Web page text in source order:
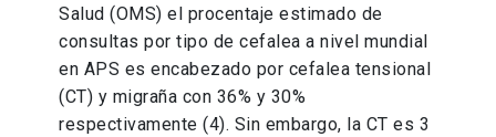
Salud (OMS) el procentaje estimado de
consultas por tipo de cefalea a nivel mundial
en APS es encabezado por cefalea tensional
(CT) y migraña con 36% y 30%
respectivamente (4). Sin embargo, la CT es 3